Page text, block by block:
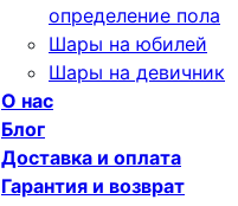
определение пола
Шары на юбилей
Шары на девичник
О нас
Блог
Доставка и оплата
Гарантия и возврат